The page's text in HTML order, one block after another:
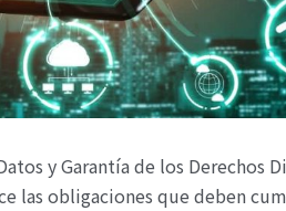
y Garantía de los Derechos
las obligaciones que deben